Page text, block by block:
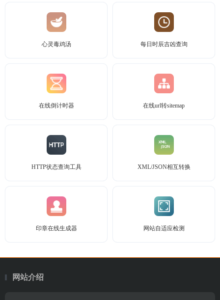
心灵毒鸡汤 每日时辰吉凶查询
在线倒计时器 在线url转sitemap
HTTP状态查询工具 XML/JSON相互转换
印章在线生成器 网站自适应检测
网站介绍